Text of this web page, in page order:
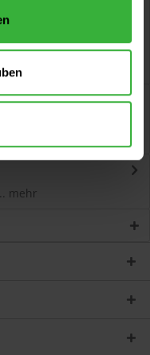
hochwirksame
mehr